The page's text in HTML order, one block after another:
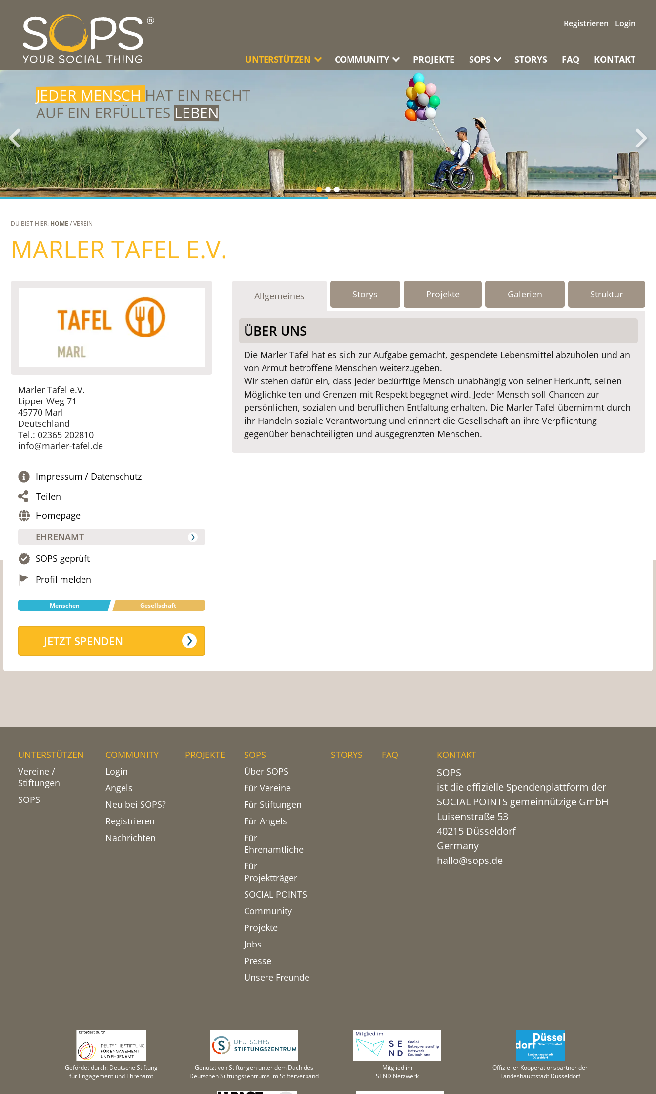
Registrieren Login
UNTERSTÜTZEN COMMUNITY PROJEKTE SOPS STORYS FAQ KONTAKT
JEDER MENSCH HAT EIN RECHT
AUF EIN ERFÜLLTES LEBEN
NIEMANDSOLLTE GESELLSCHAFTLICHE
AUSGRENZUNGERFAHREN
VERANTWORTUNG
NIEMANDEN
DU BIST HIER: HOME / VEREIN
MARLER TAFEL E.V.
Marler Tafel e.V.
Lipper Weg 71
45770 Marl
Deutschland
Tel.: 02365 202810
info@marler-tafel.de
Impressum / Datenschutz
Teilen
Homepage
EHRENAMT
SOPS geprüft
Profil melden
Menschen Gesellschaft
JETZT SPENDEN
Allgemeines Storys Projekte Galerien Struktur
ÜBER UNS
Die Marler Tafel hat es sich zur Aufgabe gemacht, gespendete Lebensmittel abzuholen und an
von Armut betroffene Menschen weiterzugeben.
Wir stehen dafür ein, dass jeder bedürftige Mensch unabhängig von seiner Herkunft, seinen
Möglichkeiten und Grenzen mit Respekt begegnet wird. Jeder Mensch soll Chancen zur
persönlichen, sozialen und beruflichen Entfaltung erhalten. Die Marler Tafel übernimmt durch
ihr Handeln soziale Verantwortung und erinnert die Gesellschaft an ihre Verpflichtung
gegenüber benachteiligten und ausgegrenzten Menschen.
UNTERSTÜTZEN
Vereine /
Stiftungen
SOPS
COMMUNITY
Login
Angels
Neu bei SOPS?
Registrieren
Nachrichten
PROJEKTE
SOPS
Über SOPS
Für Vereine
Für Stiftungen
Für Angels
Für
Ehrenamtliche
Für
Projektträger
SOCIAL POINTS
Community
Projekte
Jobs
Presse
Unsere Freunde
STORYS FAQ KONTAKT
SOPS
ist die offizielle Spendenplattform der
SOCIAL POINTS gemeinnützige GmbH
Luisenstraße 53
40215 Düsseldorf
Germany
hallo@sops.de
Gefördet durch: Deutsche Stiftung
für Engagement und Ehrenamt
Genutzt von Stiftungen unter dem Dach des
Deutschen Stiftungszentrums im Stifterverband
Mitglied im
SEND Netzwerk
Offizieller Kooperationspartner der
Landeshauptstadt Düsseldorf